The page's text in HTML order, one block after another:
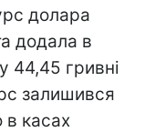
долара
додала в
44,45 гривні
залишився
в касах